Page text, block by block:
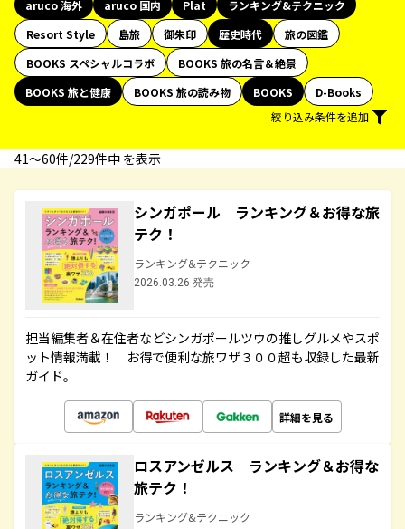
aruco 海外
aruco 国内 Plat
ランキング&テクニック
Resort Style
島旅 御朱印 歴史時代
旅の図鑑
BOOKS スペシャルコラボ
BOOKS 旅の名言＆絶景
BOOKS 旅と健康
BOOKS 旅の読み物 BOOKS
D-Books
絞り込み条件を追加
41〜60件/229件中 を表示
シンガポール ランキング＆お得な旅
テク！
ランキング&テクニック
2026.03.26 発売
担当編集者＆在住者などシンガポールツウの推しグルメやスポ
ット情報満載！ お得で便利な旅ワザ３００超も収録した最新
ガイド。
詳細を見る
ロスアンゼルス ランキング＆お得な
旅テク！
ランキング&テクニック